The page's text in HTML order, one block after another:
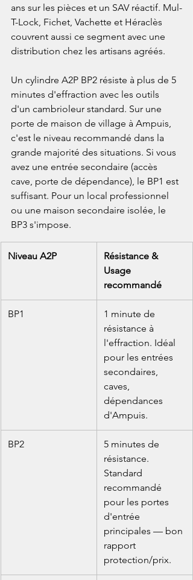
ans sur les pièces et un SAV réactif. Mul-
T-Lock, Fichet, Vachette et Héraclès
couvrent aussi ce segment avec une
distribution chez les artisans agréés.
Un cylindre A2P BP2 résiste à plus de 5
minutes d'effraction avec les outils
d'un cambrioleur standard. Sur une
porte de maison de village à Ampuis,
c'est le niveau recommandé dans la
grande majorité des situations. Si vous
avez une entrée secondaire (accès
cave, porte de dépendance), le BP1 est
suffisant. Pour un local professionnel
ou une maison secondaire isolée, le
BP3 s'impose.
Niveau A2P
Résistance &
Usage
recommandé
BP1
1 minute de
résistance à
l'effraction. Idéal
pour les entrées
secondaires,
caves,
dépendances
d'Ampuis.
BP2
5 minutes de
résistance.
Standard
recommandé
pour les portes
d'entrée
principales — bon
rapport
protection/prix.